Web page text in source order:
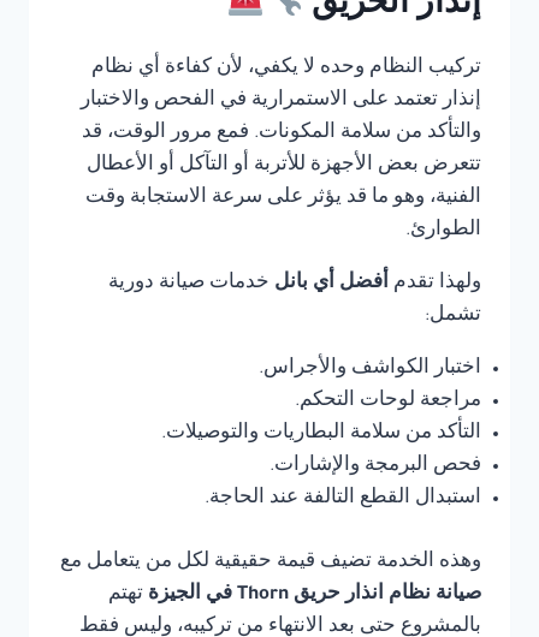
إنذار الحريق
تركيب النظام وحده لا يكفي، لأن كفاءة أي نظام
إنذار تعتمد على الاستمرارية في الفحص والاختبار
والتأكد من سلامة المكونات. فمع مرور الوقت، قد
تتعرض بعض الأجهزة للأتربة أو التآكل أو الأعطال
الفنية، وهو ما قد يؤثر على سرعة الاستجابة وقت
الطوارئ.
ولهذا تقدم أفضل أي بانل خدمات صيانة دورية
تشمل:
اختبار الكواشف والأجراس.
مراجعة لوحات التحكم.
التأكد من سلامة البطاريات والتوصيلات.
فحص البرمجة والإشارات.
استبدال القطع التالفة عند الحاجة.
وهذه الخدمة تضيف قيمة حقيقية لكل من يتعامل مع
صيانة نظام انذار حريق Thorn في الجيزة
تهتم
بالمشروع حتى بعد الانتهاء من تركيبه، وليس فقط